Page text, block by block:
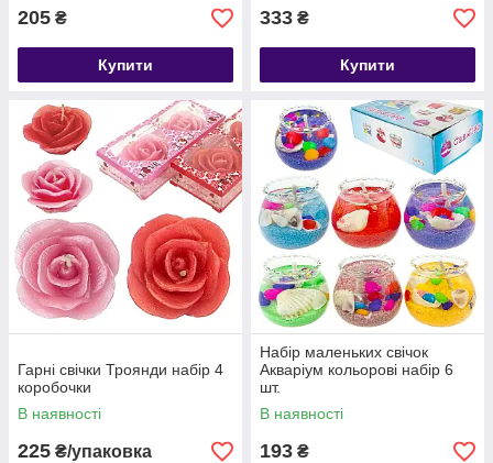
205 ₴
Купити
333 ₴
Купити
Гарні свічки Троянди набір 4
коробочки
В наявності
225 ₴/упаковка
Набір маленьких свічок
Акваріум кольорові набір 6
шт.
В наявності
193 ₴